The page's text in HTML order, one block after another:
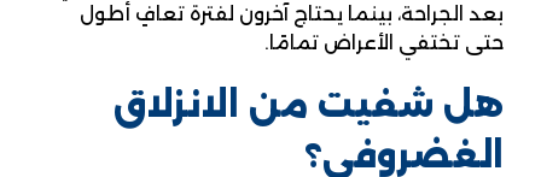
بعد الجراحة، بينما يحتاج آخرون لفترة تعافٍ أطول
حتى تختفي الأعراض تمامًا.
هل شفيت من الانزلاق
الغضروفي؟